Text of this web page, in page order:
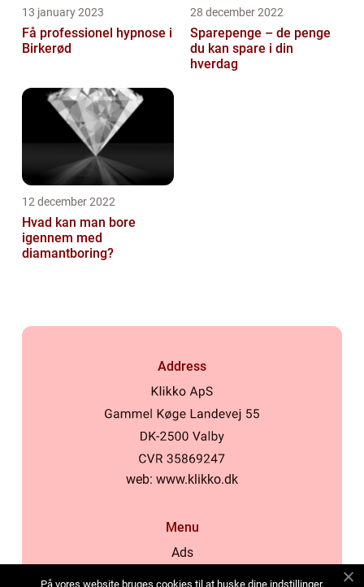
13 january 2023
Få professionel hypnose i
Birkerød
28 december 2022
Sparepenge – de penge
du kan spare i din
hverdag
12 december 2022
Hvad kan man bore
igennem med
diamantboring?
Address
web: www.klikko.dk
Menu
Ads
På vores website bruges cookies til at huske dine indstillinger,